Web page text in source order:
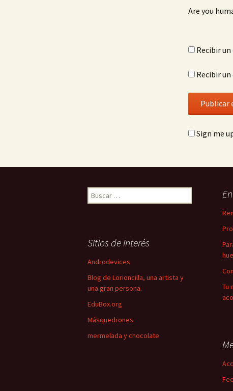
Are you
Recibir
Recibir
Sign me
Buscar:
Tu
Sitios de interés
Androdevices
Blog de Lorioncilla, una artista y
una gran persona.
EduBox.org
Másquedrones
mermelada y chocolate